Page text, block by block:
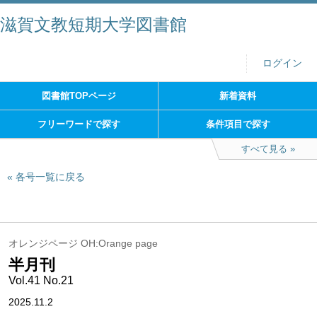
滋賀文教短期大学図書館
ログイン
図書館TOPページ 新着資料
フリーワードで探す 条件項目で探す
すべて見る
各号一覧に戻る
オレンジページ OH:Orange page
半月刊
Vol.41 No.21
2025.11.2